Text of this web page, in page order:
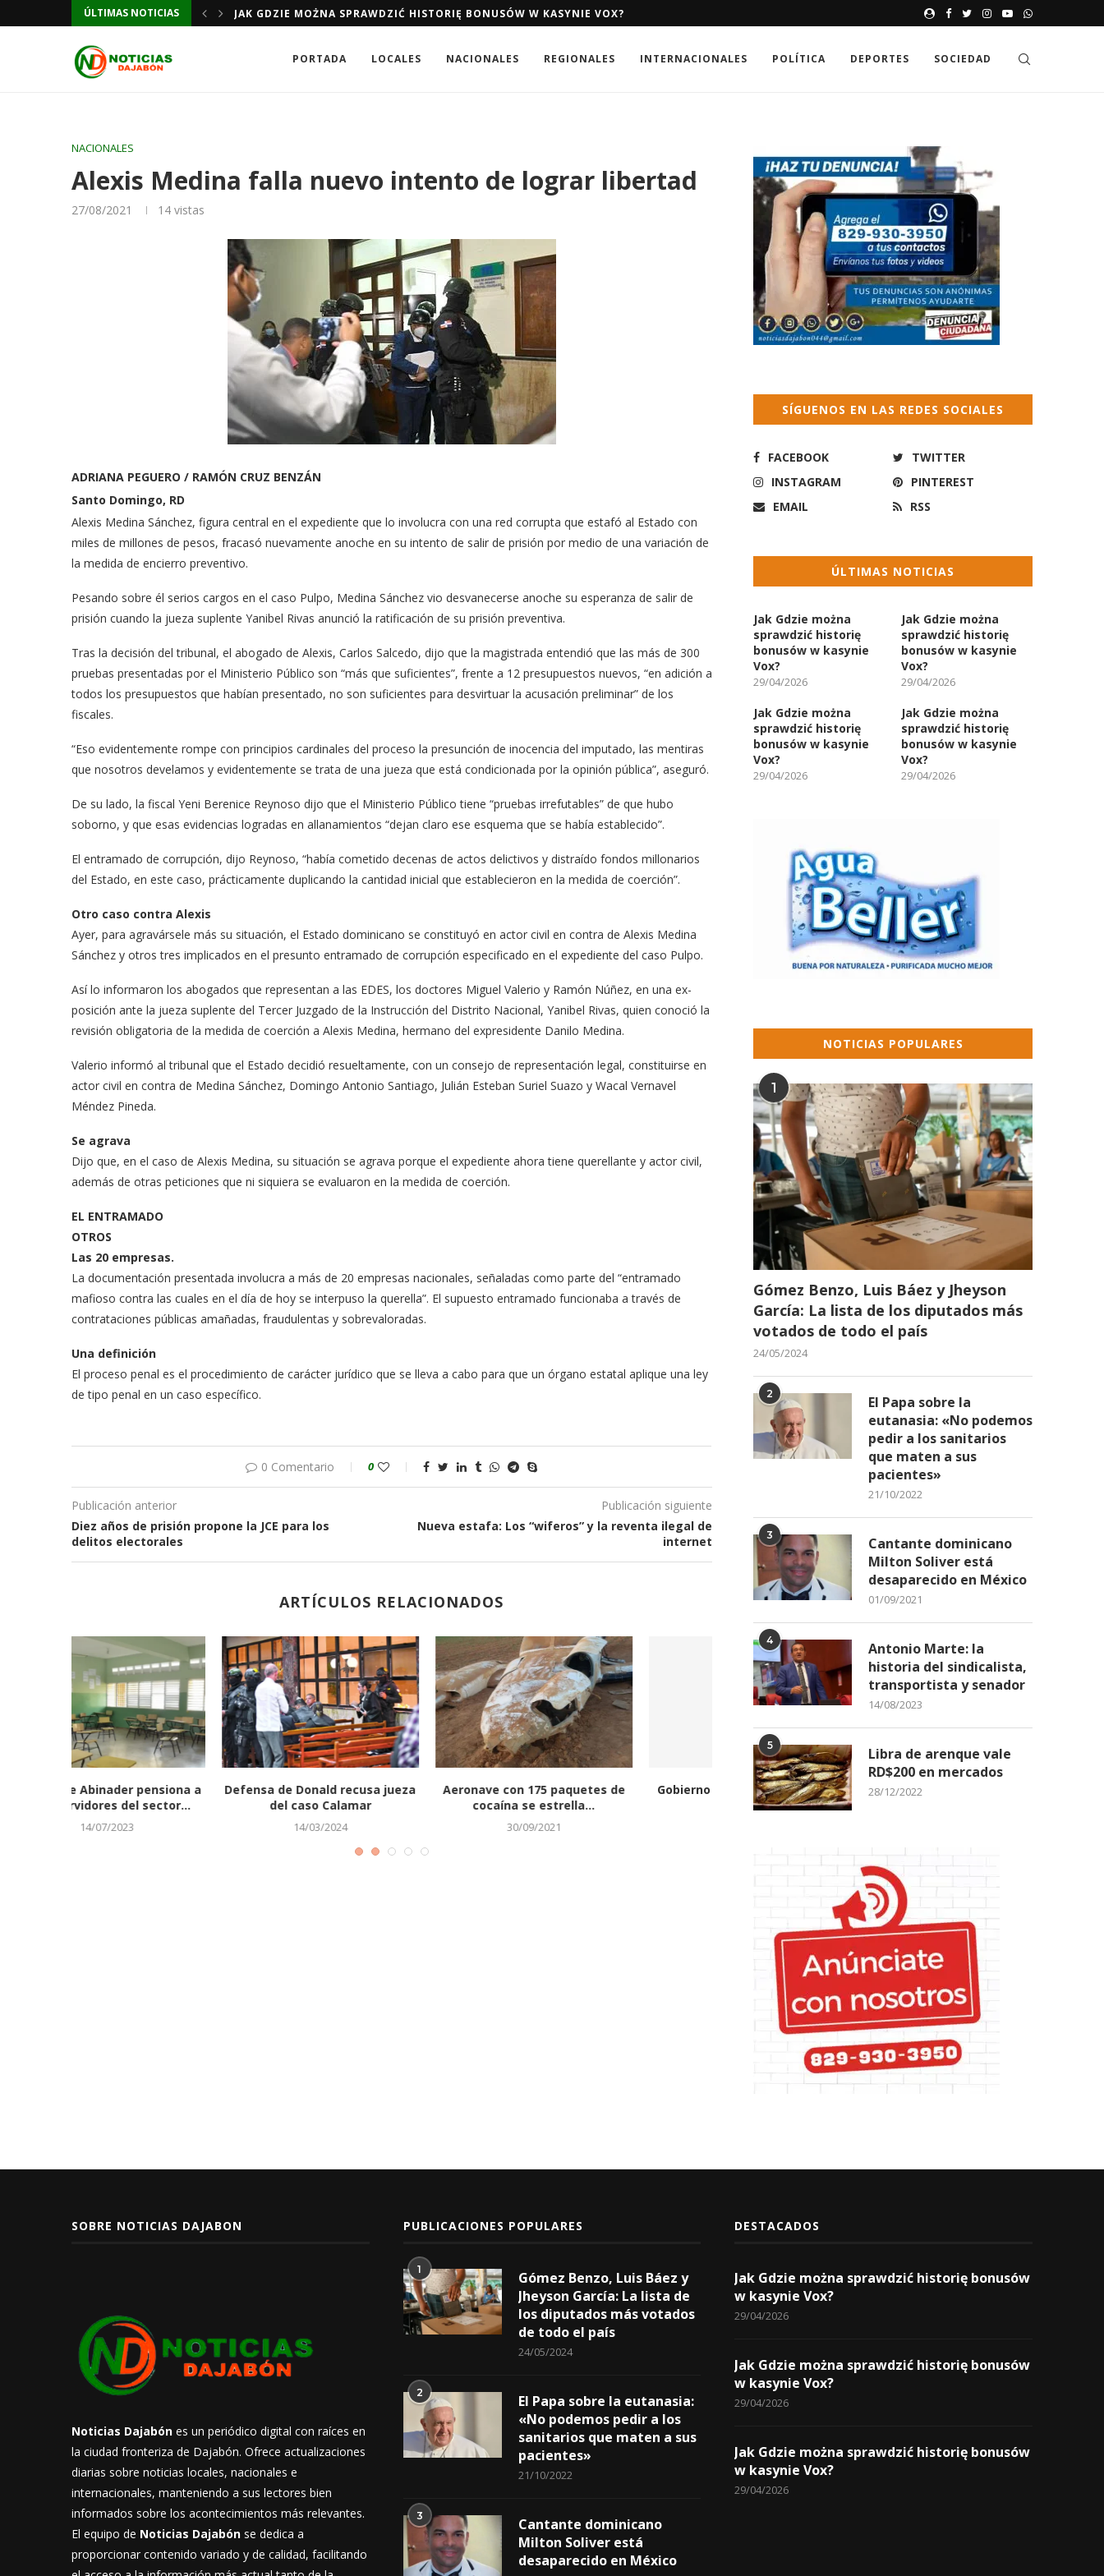
ÚLTIMAS NOTICIAS
JAK GDZIE MOŻNA SPRAWDZIĆ HISTORIĘ BONUSÓW W KASYNIE VOX?
JAK GDZIE MOŻNA
PORTADA LOCALES NACIONALES REGIONALES INTERNACIONALES POLÍTICA DEPORTES SOCIEDAD
NACIONALES
Alexis Medina falla nuevo intento de lograr libertad
27/08/2021 14 vistas
ADRIANA PEGUERO / RAMÓN CRUZ BENZÁN
Santo Domingo, RD
Alexis Medina Sánchez, figura central en el ex­pediente que lo involu­cra con una red corrupta que estafó al Estado con
miles de millones de pe­sos, fracasó nuevamente anoche en su intento de salir de prisión por me­dio de una variación de
la medida de encierro pre­ventivo.
Pesando sobre él serios cargos en el caso Pulpo, Medina Sánchez vio des­vanecerse anoche su es­peranza de salir de
prisión cuando la jueza suplen­te Yanibel Rivas anunció la ratificación de su prisión preventiva.
Tras la decisión del tribu­nal, el abogado de Alexis, Carlos Salcedo, dijo que la magistrada entendió que las más de 300
prue­bas presentadas por el Mi­nisterio Público son “más que suficientes”, frente a 12 presupuestos nuevos, “en adición a
todos los presu­puestos que habían presen­tado, no son suficientes pa­ra desvirtuar la acusación preliminar” de los
fiscales.
“Eso evidentemente rompe con principios car­dinales del proceso la pre­sunción de inocencia del imputado, las mentiras
que nosotros develamos y evi­dentemente se trata de una jueza que está condiciona­da por la opinión pública”, aseguró.
De su lado, la fiscal Yeni Berenice Reynoso dijo que el Ministerio Público tiene “pruebas irrefutables” de que hubo
soborno, y que esas evidencias logradas en allanamientos “dejan claro ese esquema que se había establecido”.
El entramado de corrup­ción, dijo Reynoso, “había cometido decenas de actos delictivos y distraído fon­dos millonarios
del Estado, en este caso, prácticamente duplicando la cantidad ini­cial que establecieron en la medida de coerción”.
Otro caso contra Alexis
Ayer, para agravársele más su situación, el Estado do­minicano se constituyó en actor civil en contra de Alexis Medina
Sánchez y otros tres implicados en el presunto entramado de co­rrupción especificado en el expediente del caso Pulpo.
Así lo informaron los abogados que represen­tan a las EDES, los doc­tores Miguel Valerio y Ramón Núñez, en una ex­
posición ante la jueza su­plente del Tercer Juzgado de la Instrucción del Distri­to Nacional, Yanibel Rivas, quien conoció la
revisión obligatoria de la medida de coerción a Alexis Medina, hermano del expresidente Danilo Medina.
Valerio informó al tri­bunal que el Estado deci­dió resueltamente, con un consejo de representación legal, constituirse en
actor civil en contra de Medina Sánchez, Domingo Antonio Santiago, Julián Esteban Suriel Suazo y Wacal Ver­navel
Méndez Pineda.
Se agrava
Dijo que, en el caso de Alexis Medina, su situación se agrava porque el expe­diente ahora tiene quere­llante y actor civil,
además de otras peticiones que ni siquiera se evaluaron en la medida de coerción.
EL ENTRAMADO
OTROS
Las 20 empresas.
La documentación presentada involucra a más de 20 empre­sas nacionales, seña­ladas como parte del “entramado
mafio­so contra las cuales en el día de hoy se interpuso la quere­lla”. El supuesto en­tramado funcionaba a través de
contrata­ciones públicas ama­ñadas, fraudulentas y sobrevaloradas.
Una definición
El proceso penal es el procedimiento de ca­rácter jurídico que se lleva a cabo para que un órgano estatal aplique una ley
de ti­po penal en un caso específico.
0 Comentario 0
Publicación anterior
Diez años de prisión propone la JCE para los
delitos electorales
Publicación siguiente
Nueva estafa: Los “wiferos” y la reventa ilegal de
internet
ARTÍCULOS RELACIONADOS
Gobierno y Waze de Google se
unen para...
Se cumplen 20 años de la
ocupación de...
Jorge Luis Estrella Arias dice no
quería estar...
Diputados concluyen legislatura
aprobando seis nueva leyes
SÍGUENOS EN LAS REDES SOCIALES
FACEBOOK
TWITTER
INSTAGRAM
PINTEREST
EMAIL
RSS
ÚLTIMAS NOTICIAS
Jak Gdzie można
sprawdzić historię
bonusów w kasynie
Vox?
29/04/2026
Jak Gdzie można
sprawdzić historię
bonusów w kasynie
Vox?
29/04/2026
Jak Gdzie można
sprawdzić historię
bonusów w kasynie
Vox?
29/04/2026
Jak Gdzie można
sprawdzić historię
bonusów w kasynie
Vox?
29/04/2026
NOTICIAS POPULARES
1
Gómez Benzo, Luis Báez y Jheyson
García: La lista de los diputados más
votados de todo el país
24/05/2024
2
El Papa sobre la
eutanasia: «No podemos
pedir a los sanitarios
que maten a sus
pacientes»
21/10/2022
3
Cantante dominicano
Milton Soliver está
desaparecido en México
01/09/2021
4
Antonio Marte: la
historia del sindicalista,
transportista y senador
14/08/2023
5
Libra de arenque vale
RD$200 en mercados
28/12/2022
SOBRE NOTICIAS DAJABON
Noticias Dajabón es un periódico digital con raíces en
la ciudad fronteriza de Dajabón. Ofrece actualizaciones
diarias sobre noticias locales, nacionales e
internacionales, manteniendo a sus lectores bien
informados sobre los acontecimientos más relevantes.
El equipo de Noticias Dajabón se dedica a
proporcionar contenido variado y de calidad, facilitando
PUBLICACIONES POPULARES
1
Gómez Benzo, Luis Báez y
Jheyson García: La lista de
los diputados más votados
de todo el país
24/05/2024
2
El Papa sobre la eutanasia:
«No podemos pedir a los
sanitarios que maten a sus
pacientes»
21/10/2022
3
Cantante dominicano
Milton Soliver está
desaparecido en México
DESTACADOS
Jak Gdzie można sprawdzić historię bonusów
w kasynie Vox?
29/04/2026
Jak Gdzie można sprawdzić historię bonusów
w kasynie Vox?
29/04/2026
Jak Gdzie można sprawdzić historię bonusów
w kasynie Vox?
29/04/2026